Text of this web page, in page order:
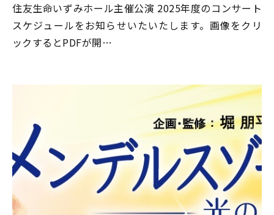
住友生命いずみホール主催公演 2025年度のコンサート
スケジュールをお知らせいたいたします。画像をクリ
ックするとPDFが開…